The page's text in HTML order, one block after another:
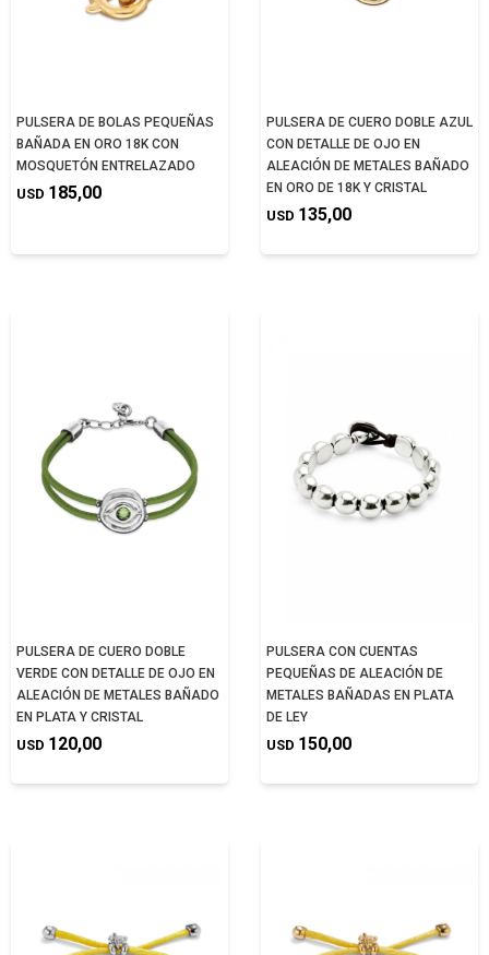
PULSERA DE BOLAS PEQUEÑAS
BAÑADA EN ORO 18K CON
MOSQUETÓN ENTRELAZADO
USD 185,00
PULSERA DE CUERO DOBLE AZUL
CON DETALLE DE OJO EN
ALEACIÓN DE METALES BAÑADO
EN ORO DE 18K Y CRISTAL
USD 135,00
PULSERA DE CUERO DOBLE
VERDE CON DETALLE DE OJO EN
ALEACIÓN DE METALES BAÑADO
EN PLATA Y CRISTAL
USD 120,00
PULSERA CON CUENTAS
PEQUEÑAS DE ALEACIÓN DE
METALES BAÑADAS EN PLATA
DE LEY
USD 150,00